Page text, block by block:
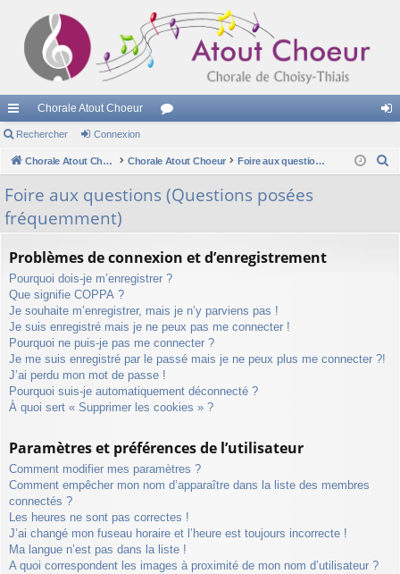
cc
ès
ra
pi
Chorale Atout Choeur
u
m
ne
Rechercher Connexion
Chorale Atout Choeur Chorale Atout Choeur Foire aux questions (Questions posées fréquemment)
Foire aux questions (Questions posées
fréquemment)
Problèmes de connexion et d’enregistrement
Pourquoi dois-je m’enregistrer ?
Que signifie COPPA ?
Je souhaite m’enregistrer, mais je n’y parviens pas !
Je suis enregistré mais je ne peux pas me connecter !
Pourquoi ne puis-je pas me connecter ?
Je me suis enregistré par le passé mais je ne peux plus me connecter ?!
J’ai perdu mon mot de passe !
Pourquoi suis-je automatiquement déconnecté ?
À quoi sert « Supprimer les cookies » ?
Paramètres et préférences de l’utilisateur
Comment modifier mes paramètres ?
Comment empêcher mon nom d’apparaître dans la liste des membres
connectés ?
Les heures ne sont pas correctes !
J’ai changé mon fuseau horaire et l’heure est toujours incorrecte !
Ma langue n’est pas dans la liste !
A quoi correspondent les images à proximité de mon nom d’utilisateur ?